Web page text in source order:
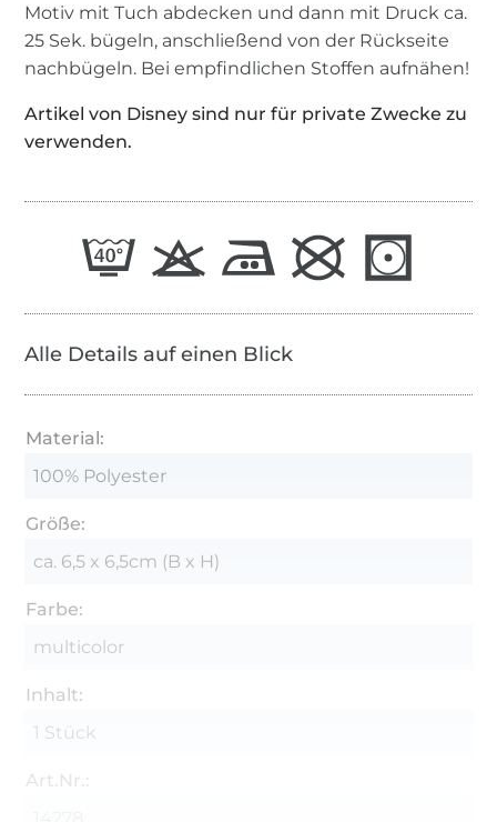
Motiv mit Tuch abdecken und dann mit Druck ca.
25 Sek. bügeln, anschließend von der Rückseite
nachbügeln. Bei empfindlichen Stoffen aufnähen!
Artikel von Disney sind nur für private Zwecke zu
verwenden.
Alle Details auf einen Blick
Material:
100% Polyester
Größe:
ca. 6,5 x 6,5cm (B x H)
Farbe:
multicolor
Inhalt:
1 Stück
Art.Nr.: